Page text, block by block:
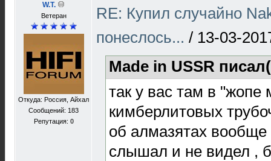
W.T.
Ветеран
Откуда: Россия, Айхал
Сообщений: 183
Репутация: 0
RE: Купил случайно
понеслось... / 13-03-
Made in USSR
так у вас там в "жопе
кимберлитовых
об алмазятах вообще
слышал и не видел ,